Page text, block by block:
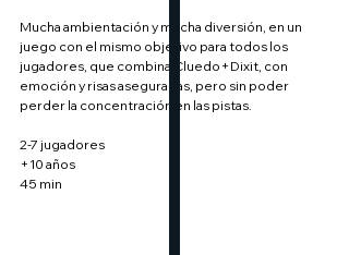
Mucha ambientación y mucha diversión, en un
juego con el mismo objetivo para todos los
jugadores, que combina Cluedo+Dixit, con
emoción y risas aseguradas, pero sin poder
perder la concentración en las pistas.
2-7 jugadores
+10 años
45 min